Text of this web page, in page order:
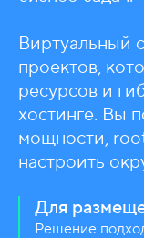
Виртуальный
проектов,
ресурсов и
хостинге. Вы
мощности,
настроить
Для
Решение